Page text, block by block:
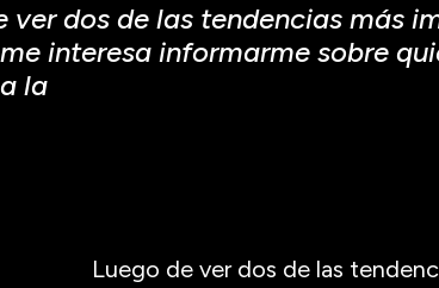
ver dos de las tendencias más
interesa informarme sobre
la
Luego de ver dos de las